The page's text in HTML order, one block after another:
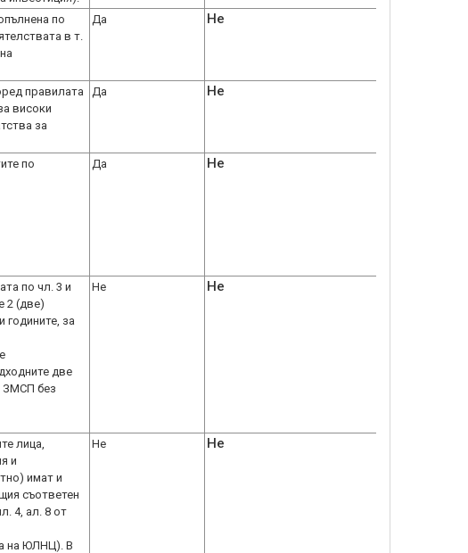
по
в т.
Да Не
правилата
високи
за
Да Не
по
Да Не
по чл. 3 и
2 (две)
за
две
ЗМСП без
Не Не
лица,
и
имат и
съответен
4, ал. 8 от
на ЮЛНЦ). В
Не Не